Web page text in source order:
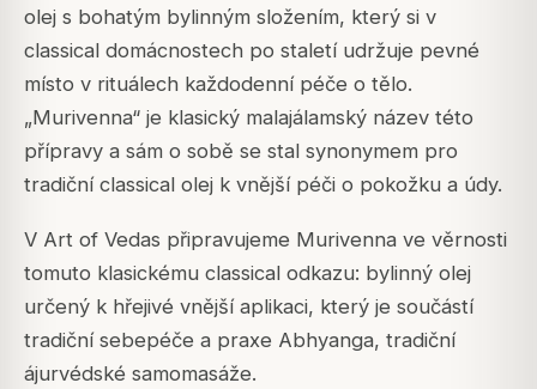
olej s bohatým bylinným složením, který si v
classical domácnostech po staletí udržuje pevné
místo v rituálech každodenní péče o tělo.
„Murivenna“ je klasický malajálamský název této
přípravy a sám o sobě se stal synonymem pro
tradiční classical olej k vnější péči o pokožku a údy.
V Art of Vedas připravujeme Murivenna ve věrnosti
tomuto klasickému classical odkazu: bylinný olej
určený k hřejivé vnější aplikaci, který je součástí
tradiční sebepéče a praxe Abhyanga, tradiční
ájurvédské samomasáže.